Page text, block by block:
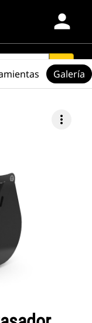
person
search
more_vert
Galería